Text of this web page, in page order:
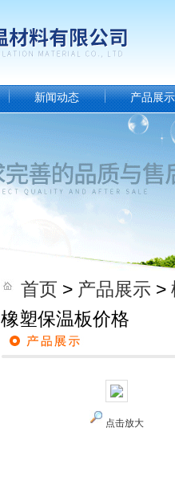
新闻动态 产品展示
首页 > 产品展示 >
橡塑保温板价格
点击放大